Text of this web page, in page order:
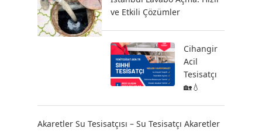
ve Etkili Çözümler
Cihangir
Acil
Tesisatçı
🏡💧
Akaretler Su Tesisatçısı – Su Tesisatçı Akaretler